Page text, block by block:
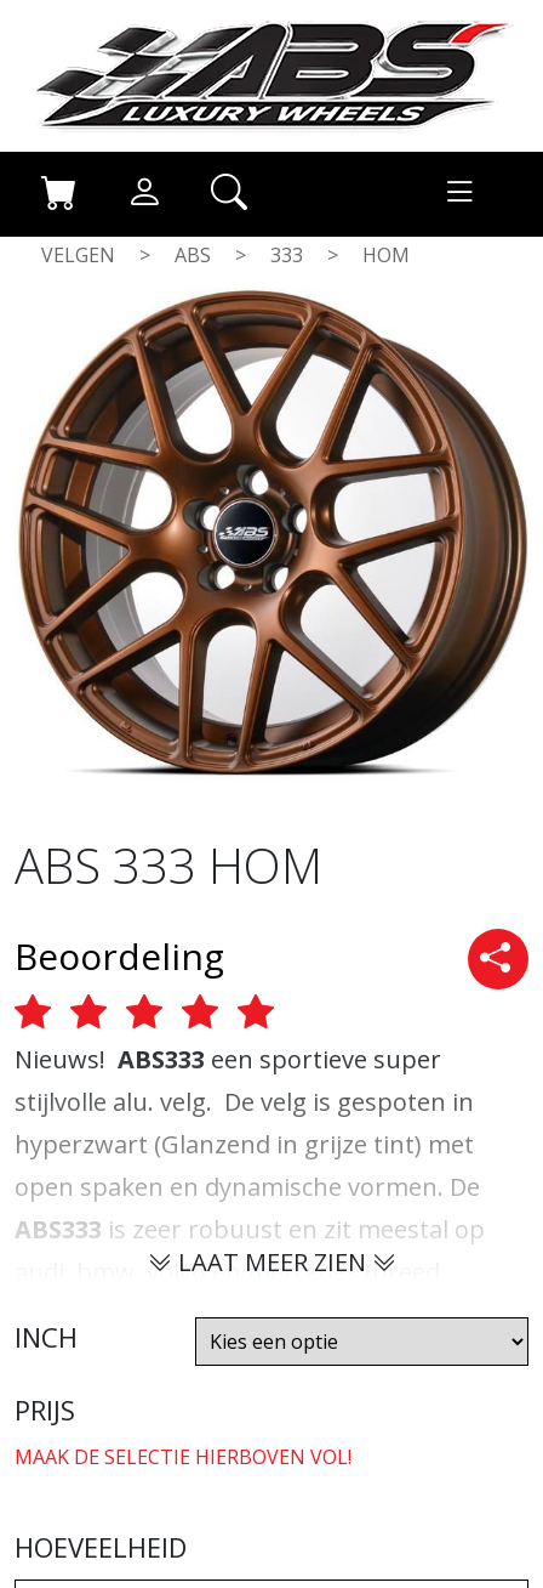
VELGEN > ABS > 333 > HOM
ABS 333 HOM
Beoordeling
Nieuws! ABS333 een sportieve super
stijlvolle alu. velg. De velg is gespoten in
hyperzwart (Glanzend in grijze tint) met
open spaken en dynamische vormen. De
ABS333 is zeer robuust en zit meestal op
audi, bmw, volvo en mercedes (breed
geschikt voor bekende automerken).
Gebruik regnr search om te zien of dit
specifieke model bij uw auto past!
LAAT MEER ZIEN
INCH
PRIJS
MAAK DE SELECTIE HIERBOVEN VOL!
HOEVEELHEID